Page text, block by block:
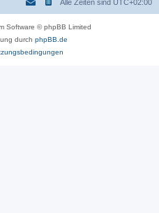
Alle Zeiten sind UTC+02:00
Software © phpBB Limited
durch phpBB.de